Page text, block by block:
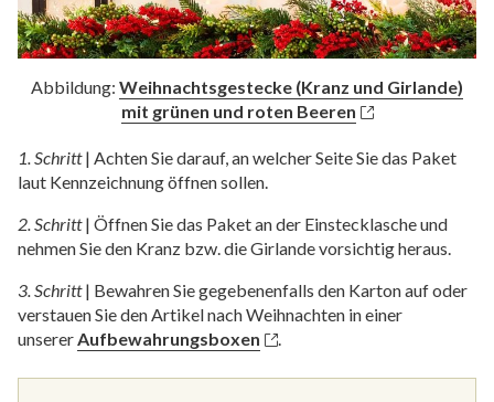
Abbildung: Weihnachtsgestecke (Kranz und Girlande)
mit grünen und roten Beeren
1. Schritt | Achten Sie darauf, an welcher Seite Sie das Paket
laut Kennzeichnung öffnen sollen.
2. Schritt | Öffnen Sie das Paket an der Einstecklasche und
nehmen Sie den Kranz bzw. die Girlande vorsichtig heraus.
3. Schritt | Bewahren Sie gegebenenfalls den Karton auf oder
verstauen Sie den Artikel nach Weihnachten in einer
unserer Aufbewahrungsboxen